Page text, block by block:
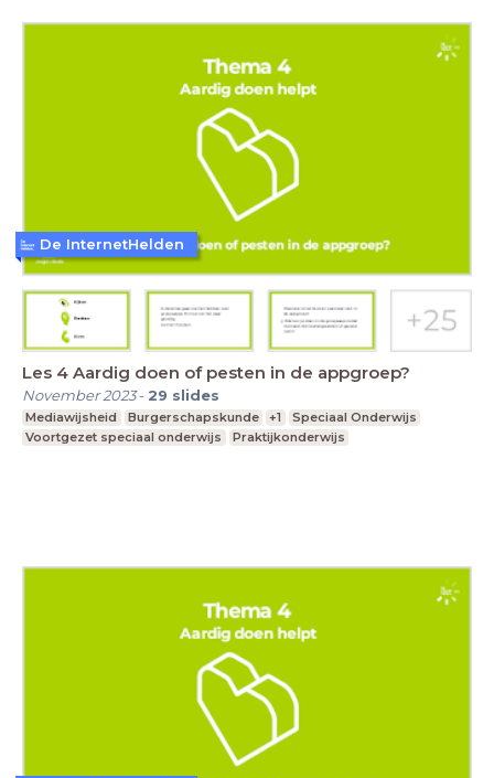
Les 4 Aardig doen of pesten in de appgroep?
November 2023- 29 slides
Mediawijsheid Burgerschapskunde +1
Speciaal Onderwijs
Voortgezet speciaal onderwijs
Praktijkonderwijs
De InternetHelden